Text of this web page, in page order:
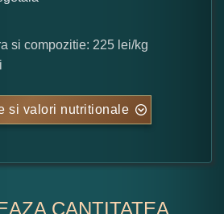
si compozitie: 225 lei/kg
si valori nutritionale
CANTITATEA